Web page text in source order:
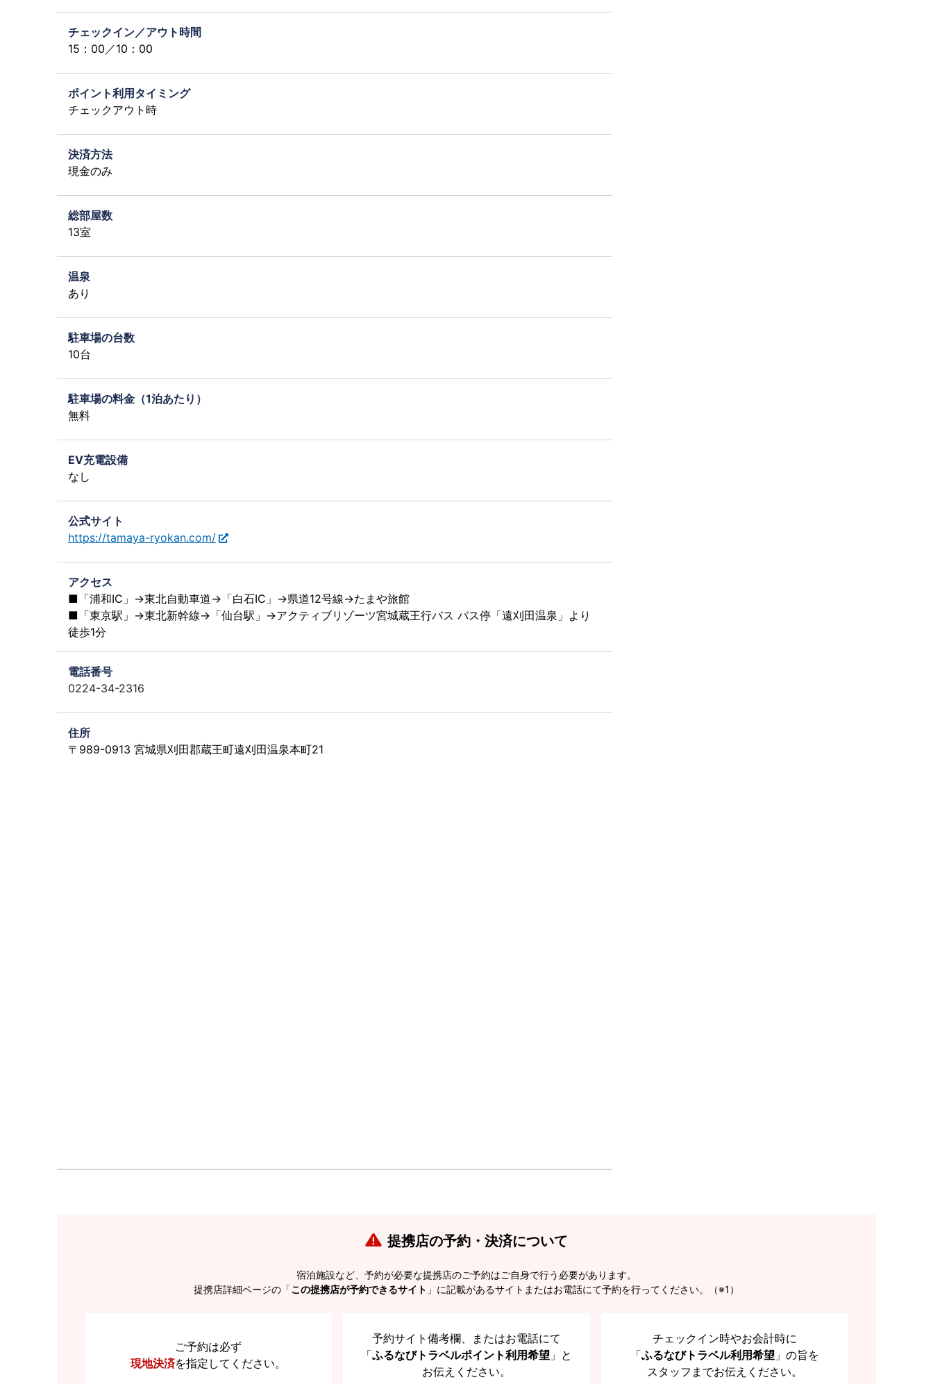
チェックイン／アウト時間
15：00／10：00
ポイント利用タイミング
チェックアウト時
決済方法
現金のみ
総部屋数
13室
温泉
あり
駐車場の台数
10台
駐車場の料金（1泊あたり）
無料
EV充電設備
なし
公式サイト
https://tamaya-ryokan.com/
アクセス
■「浦和IC」→東北自動車道→「白石IC」→県道12号線→たまや旅館
■「東京駅」→東北新幹線→「仙台駅」→アクティブリゾーツ宮城蔵王行バス バス停「遠刈田温泉」より
徒歩1分
電話番号
0224-34-2316
住所
〒989-0913 宮城県刈田郡蔵王町遠刈田温泉本町21
提携店の予約・決済について
宿泊施設など、予約が必要な提携店のご予約はご自身で行う必要があります。
提携店詳細ページの「この提携店が予約できるサイト 」に記載があるサイトまたはお電話にて予約を行ってください。（※1）
ご予約は必ず
現地決済を指定してください。
予約サイト備考欄、またはお電話にて
「ふるなびトラベルポイント利用希望 」と
お伝えください。
チェックイン時やお会計時に
「ふるなびトラベル利用希望 」の旨を
スタッフまでお伝えください。